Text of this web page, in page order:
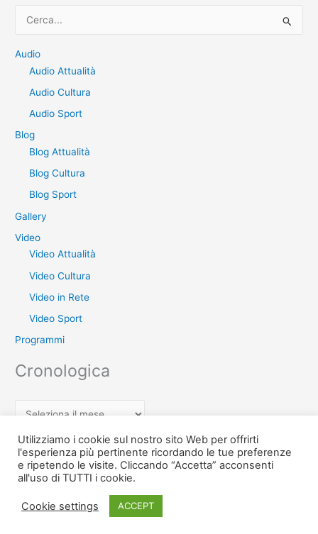
r
Audio
Audio Attualità
Audio Cultura
Audio Sport
Blog
Blog Attualità
Blog Cultura
Blog Sport
Gallery
Video
Video Attualità
Video Cultura
Video in Rete
Video Sport
Programmi
Cronologica
o
n
o
Copyright © 2026 Teche Treccia - L'archivio di Radio Treccia Ischia
TV | Powered byTema WordPress Astra
Utilizziamo i cookie sul nostro sito Web per offrirti
l'esperienza più pertinente ricordando le tue preferenze
e ripetendo le visite. Cliccando “Accetta” acconsenti
all'uso di TUTTI i cookie.
Cookie settings ACCEPT